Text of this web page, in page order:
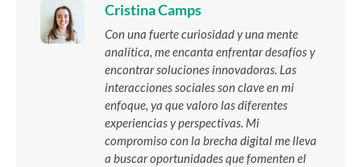
Cristina Camps
Con una fuerte curiosidad y una mente
analítica, me encanta enfrentar desafíos y
encontrar soluciones innovadoras. Las
interacciones sociales son clave en mi
enfoque, ya que valoro las diferentes
experiencias y perspectivas. Mi
compromiso con la brecha digital me lleva
a buscar oportunidades que fomenten el